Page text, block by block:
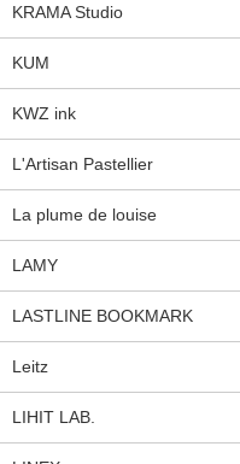
KRAMA Studio
KUM
KWZ ink
L'Artisan Pastellier
La plume de louise
LAMY
LASTLINE BOOKMARK
Leitz
LIHIT LAB.